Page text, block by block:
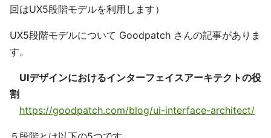
回はUX5段階モデルを利用します）
UX5段階モデルについて Goodpatch さんの記事がありま
す。
UIデザインにおけるインターフェイスアーキテクトの役
割
https://goodpatch.com/blog/ui-interface-architect/